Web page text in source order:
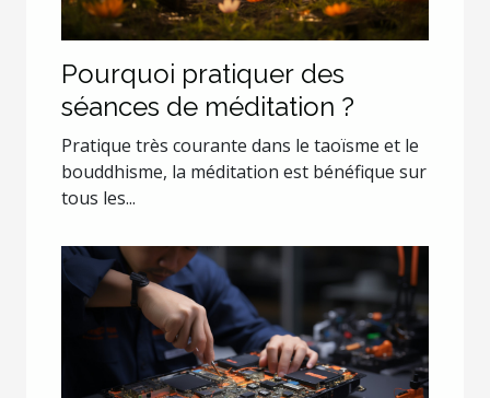
Pourquoi pratiquer des
séances de méditation ?
Pratique très courante dans le taoïsme et le
bouddhisme, la méditation est bénéfique sur
tous les...